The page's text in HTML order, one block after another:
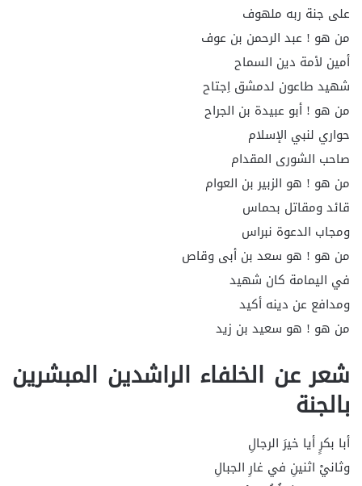
على جنة ربه ملهوف
من هو ! عبد الرحمن بن عوف
أمين لأمة دين السماح
شهيد طاعون لدمشق اِجتاح
من هو ! أبو عبيدة بن الجراح
حواري لنبي الإسلام
صاحب الشورى المقدام
من هو ! هو الزبير بن العوام
قائد ومقاتل بحماس
ومجاب الدعوة نبراس
من هو ! هو سعد بن أبى وقاص
في اليمامة كان شهيد
ومدافع عن دينه أكيد
من هو ! هو سعيد بن زيد
شعر عن الخلفاء الراشدين المبشرين
بالجنة
أبا بكرٍ أيا خيرَ الرجالِ
وثانيْ اثنينِ في غارِ الجبالِ